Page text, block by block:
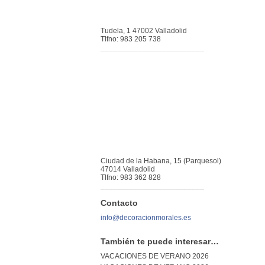
Tudela, 1 47002 Valladolid
Tlfno: 983 205 738
Ciudad de la Habana, 15 (Parquesol)
47014 Valladolid
Tlfno: 983 362 828
Contacto
info@decoracionmorales.es
También te puede interesar…
VACACIONES DE VERANO 2026